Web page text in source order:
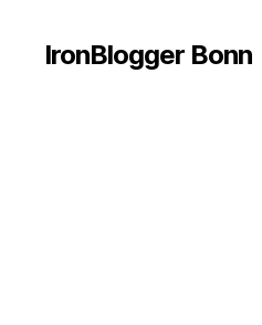
IronBlogger Bonn